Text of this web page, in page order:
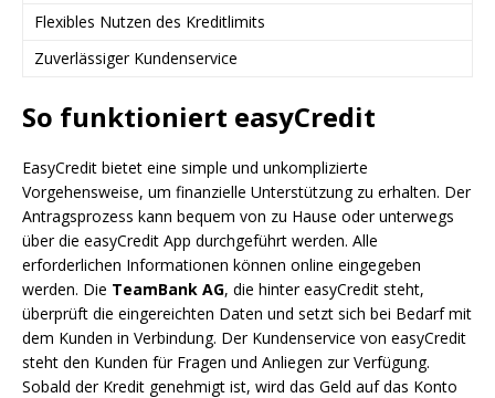
Flexibles Nutzen des Kreditlimits
Zuverlässiger Kundenservice
So funktioniert easyCredit
EasyCredit bietet eine simple und unkomplizierte
Vorgehensweise, um finanzielle Unterstützung zu erhalten. Der
Antragsprozess kann bequem von zu Hause oder unterwegs
über die easyCredit App durchgeführt werden. Alle
erforderlichen Informationen können online eingegeben
werden. Die TeamBank AG, die hinter easyCredit steht,
überprüft die eingereichten Daten und setzt sich bei Bedarf mit
dem Kunden in Verbindung. Der Kundenservice von easyCredit
steht den Kunden für Fragen und Anliegen zur Verfügung.
Sobald der Kredit genehmigt ist, wird das Geld auf das Konto